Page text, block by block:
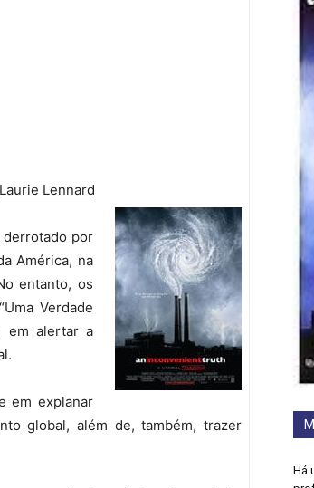
Laurie Lennard
por
América, na
entanto, os
Verdade
em alertar a
em explanar
global, além de, também, trazer
Há